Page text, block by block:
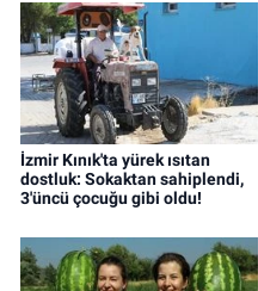
İzmir Kınık'ta yürek ısıtan
dostluk: Sokaktan sahiplendi,
3'üncü çocuğu gibi oldu!